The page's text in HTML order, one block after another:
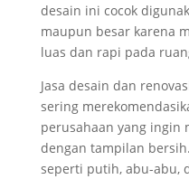
desain ini cocok
maupun besar karena
luas dan rapi pada
Jasa desain dan
sering
perusahaan yang ingin
dengan tampilan
seperti putih, abu-abu,